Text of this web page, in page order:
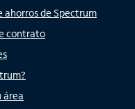
ahorros de Spectrum
contrato
área